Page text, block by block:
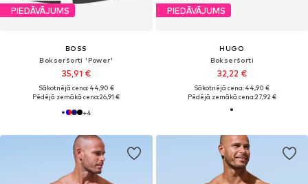
PIEDĀVĀJUMS
BOSS
Bokseršorti 'Power'
35,91 €
Sākotnējā cena: 44,90 €
Pēdējā zemākā cena:26,91 €
+4
PIEDĀVĀJUMS
HUGO
Bokseršorti
32,22 €
Sākotnējā cena: 44,90 €
Pēdējā zemākā cena:27,92 €